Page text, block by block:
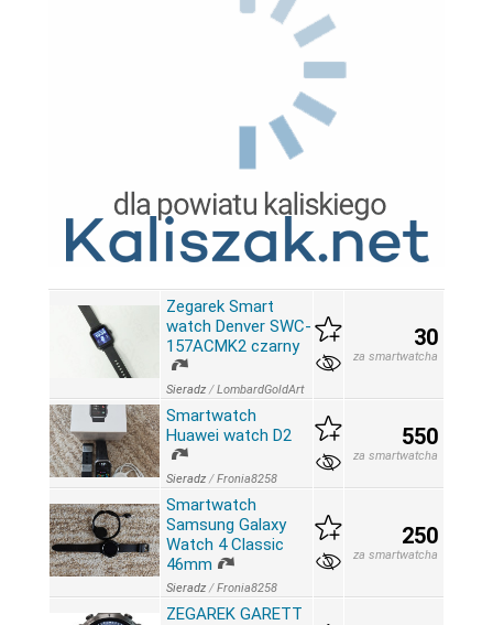
Zegarek Smart
watch Denver SWC-
157ACMK2 czarny
Sieradz /LombardGoldArt
30
za smartwatcha
Smartwatch
Huawei watch D2
Sieradz /Fronia8258
550
za smartwatcha
Smartwatch
Samsung Galaxy
Watch 4 Classic
46mm
Sieradz /Fronia8258
250
za smartwatcha
ZEGAREK GARETT